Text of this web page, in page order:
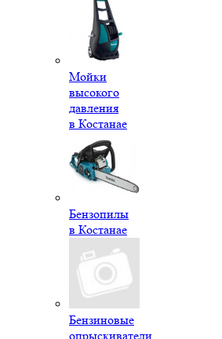
Мойки
высокого
давления
в Костанае
Бензопилы
в Костанае
Бензиновые
опрыскиватели